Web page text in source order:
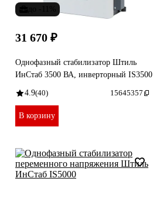
31 670 ₽
Однофазный стабилизатор Штиль
ИнСтаб 3500 ВА, инверторный IS3500
4.9(40) 15645357
В корзину